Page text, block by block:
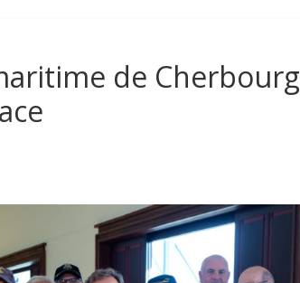
de Cherbourg